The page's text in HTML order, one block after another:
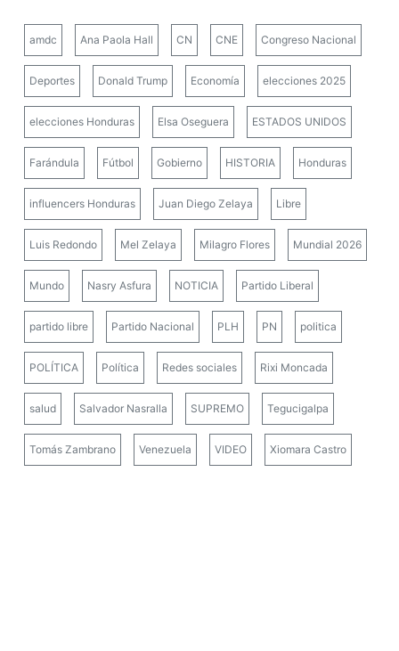
amdc Ana Paola Hall CN CNE Congreso Nacional
Deportes Donald Trump Economía elecciones 2025
elecciones Honduras Elsa Oseguera ESTADOS UNIDOS
Farándula Fútbol Gobierno HISTORIA Honduras
influencers Honduras Juan Diego Zelaya Libre
Luis Redondo Mel Zelaya Milagro Flores Mundial 2026
Mundo Nasry Asfura NOTICIA Partido Liberal
partido libre Partido Nacional PLH PN politica
POLÍTICA Política Redes sociales Rixi Moncada
salud Salvador Nasralla SUPREMO Tegucigalpa
Tomás Zambrano Venezuela VIDEO Xiomara Castro